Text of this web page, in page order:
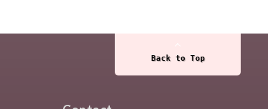
Back to Top